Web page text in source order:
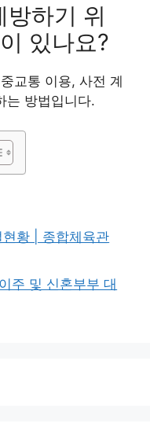
하기 위
있나요?
교통 이용, 사전 계
는 방법입니다.
황 | 종합체육관
주 및 신혼부부 대